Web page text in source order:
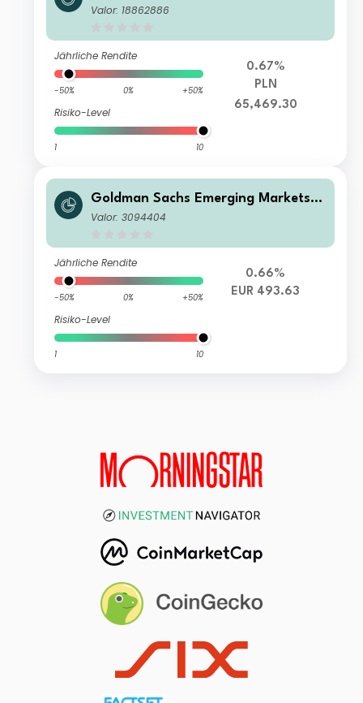
quity Income - I Cap PLN (hedged i)
Valor: 18862886
Jährliche Rendite
-50% 0% +50%
Risiko-Level
1 10
0.67%
PLN
65,469.30
Goldman Sachs Emerging Markets E
quity Income - P Cap EUR
Valor: 3094404
Jährliche Rendite
-50% 0% +50%
Risiko-Level
1 10
0.66%
EUR 493.63